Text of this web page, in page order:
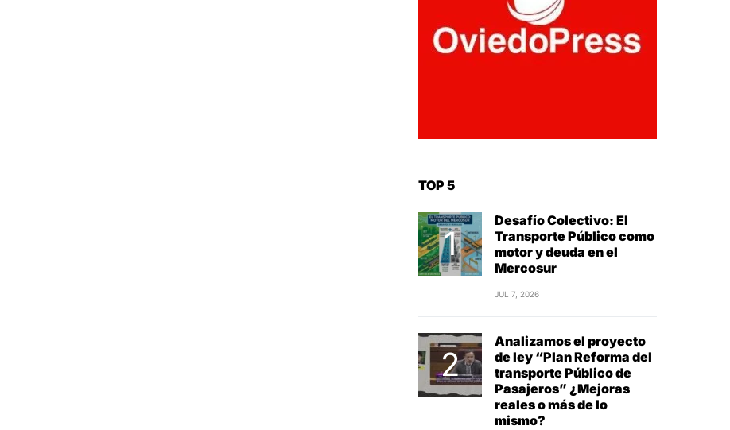
TOP 5
Desafío Colectivo: El
Transporte Público como
motor y deuda en el
Mercosur
JUL 7, 2026
Analizamos el proyecto
de ley “Plan Reforma del
transporte Público de
Pasajeros” ¿Mejoras
reales o más de lo
mismo?